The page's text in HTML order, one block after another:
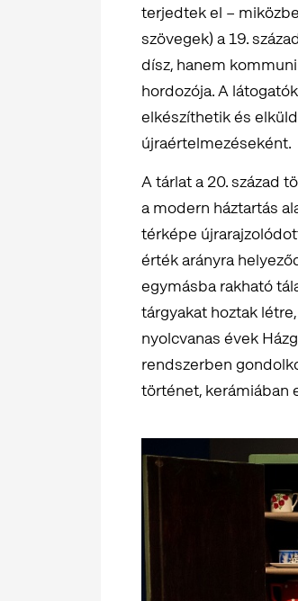
terjedtek el –
szövegek) a 19.
dísz, hanem
hordozója. A
elkészíthetik és
újraértelmezéseként.
A tárlat a 20. század
a modern háztartás
térképe
érték arányra
egymásba rakható
tárgyakat hoztak
nyolcvanas évek
rendszerben
történet, kerámiában